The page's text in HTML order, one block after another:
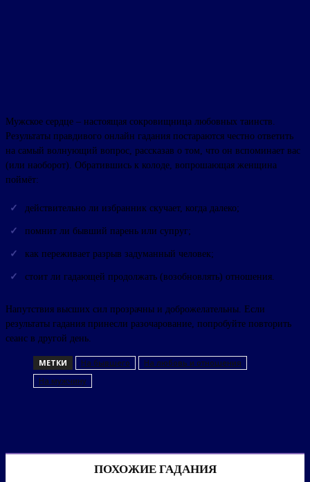
Мужское сердце – настоящая сокровищница любовных таинств.
Результаты правдивого онлайн гадания постараются честно ответить
на самый волнующий вопрос, рассказав о том, что он вспоминает вас
(или наоборот). Обратившись к колоде, вопрошающая женщина
поймёт:
действительно ли избранник скучает, когда далеко;
помнит ли бывший парень или супруг;
как переживает разрыв задуманный человек;
стоит ли гадающей продолжать (возобновлять) отношения.
Напутствия высших сил прозрачны и доброжелательны. Если
результаты гадания принесли разочарование, попробуйте повторить
сеанс в другой день.
МЕТКИ На бывшего
На любовь и отношения
На мужчину
ПОХОЖИЕ ГАДАНИЯ